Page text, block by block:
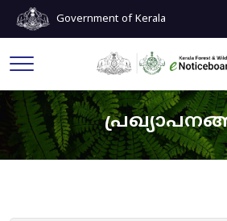
Government of Kerala